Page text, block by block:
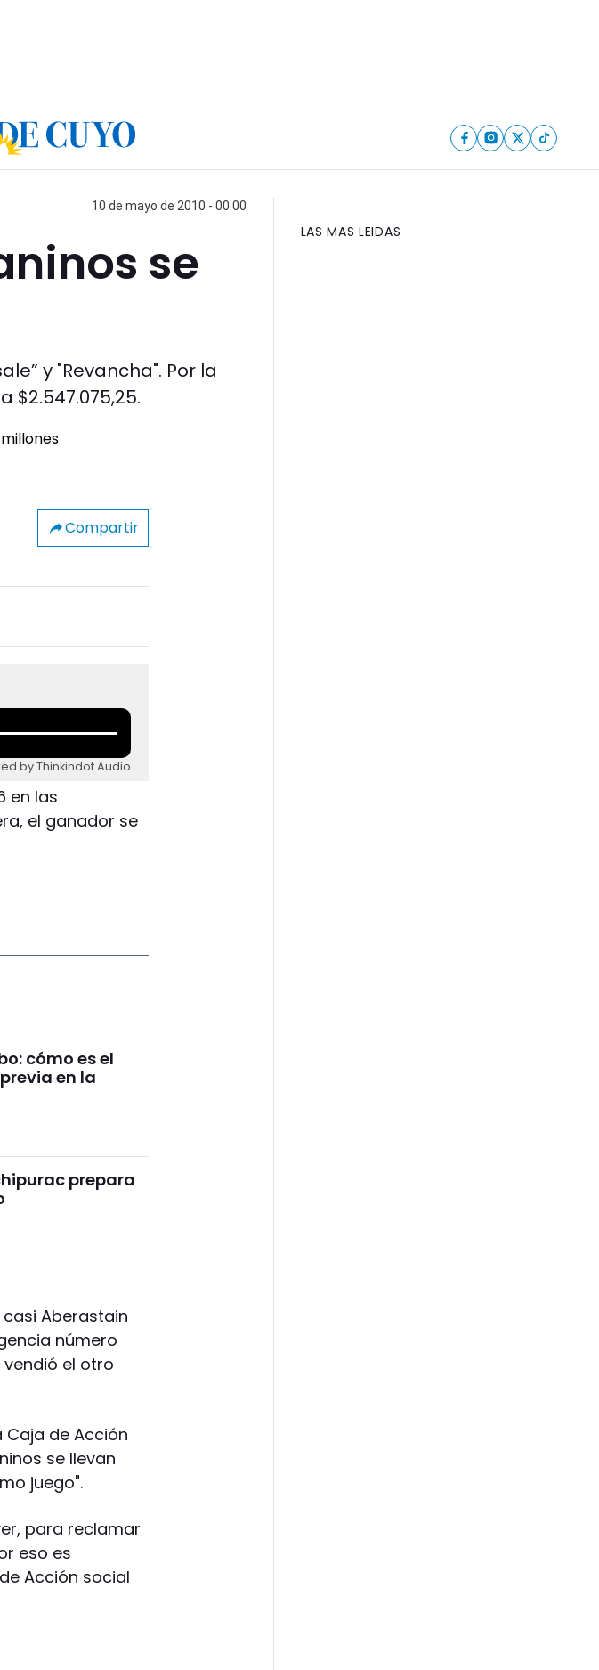
10 de mayo de 2010 - 00:00
se
y "Revancha". Por la
$2.547.075,25.
Compartir
by Thinkindot Audio
en las
el ganador se
cómo es el
en la
prepara
Aberastain
número
vendió el otro
Caja de Acción
se llevan
juego".
para reclamar
eso es
Acción social
LAS MAS LEIDAS